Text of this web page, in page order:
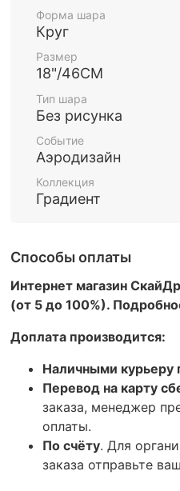
Форма шара
Круг
Размер
18"/46СМ
Тип шара
Без рисунка
Событие
Аэродизайн
Коллекция
Градиент
Способы оплаты
Интернет магазин
(от 5 до 100%).
Доплата производится:
Наличными курьеру
Перевод на карту
заказа, менеджер
оплаты.
По счёту. Для
заказа отправьте